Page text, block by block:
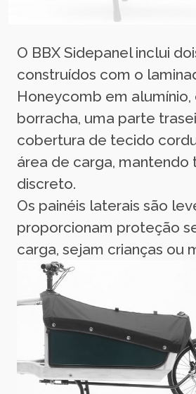
O BBX Sidepanel inclui
construídos com o
Honeycomb em
borracha, uma parte
cobertura de tecido
área de carga, mantendo
discreto.
Os painéis laterais são
proporcionam proteção
carga, sejam crianças ou